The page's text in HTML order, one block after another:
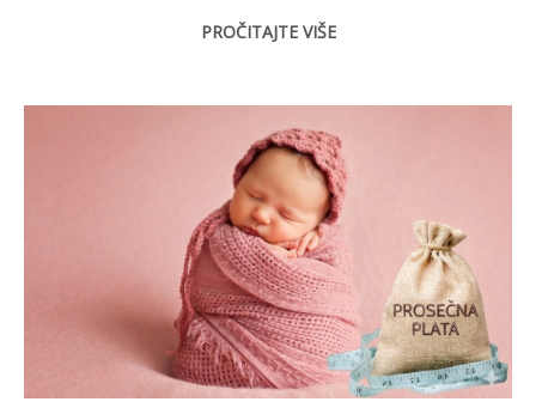
PROČITAJTE VIŠE